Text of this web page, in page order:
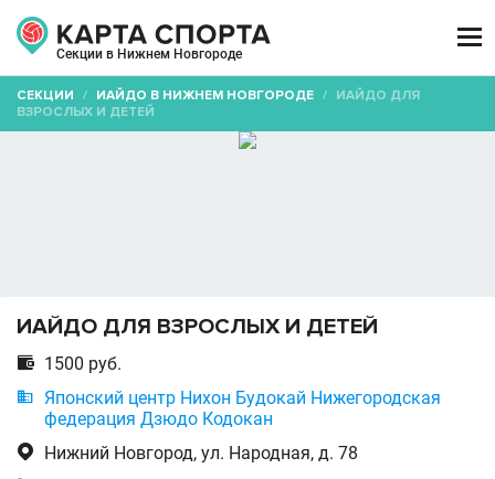
Секции в Нижнем Новгороде

СЕКЦИИ / ИАЙДО В НИЖНЕМ НОВГОРОДЕ / ИАЙДО ДЛЯ
ВЗРОСЛЫХ И ДЕТЕЙ
ИАЙДО ДЛЯ ВЗРОСЛЫХ И ДЕТЕЙ
 1500 руб.

Японский центр Нихон Будокай Нижегородская
федерация Дзюдо Кодокан
 Нижний Новгород, ул. Народная, д. 78